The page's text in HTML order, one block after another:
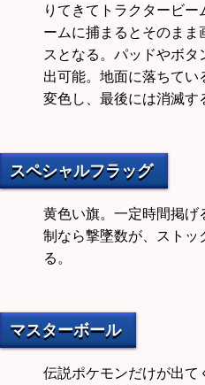
りてきてトラクタービ
ームに捕まるとそのまま
スとなる。パッドやボ
出可能。地面に落ちてい
変色し、最後には消滅す
スペシャルフラッグ
黄色い旗。一定時間掲げ
制なら撃墜数が、ストッ
る。
マスターボール
伝説ポケモンだけが出て